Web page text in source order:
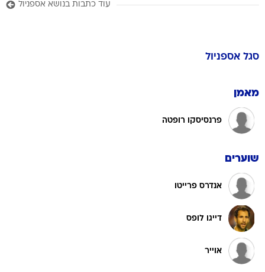
עוד כתבות בנושא אספניול
סגל אספניול
מאמן
פרנסיסקו רופטה
שוערים
אנדרס פרייטו
דייגו לופס
אוייר